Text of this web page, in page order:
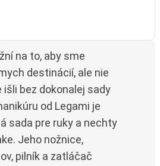
na to, aby sme
destinácií, ale nie
bez dokonalej sady
od Legami je
sada pre ruky a nechty
Jeho nožnice,
pilník a zatláčač